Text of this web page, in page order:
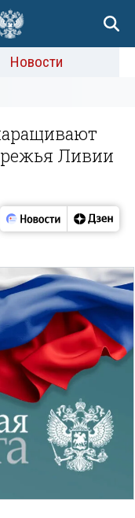
Новости
Ливии